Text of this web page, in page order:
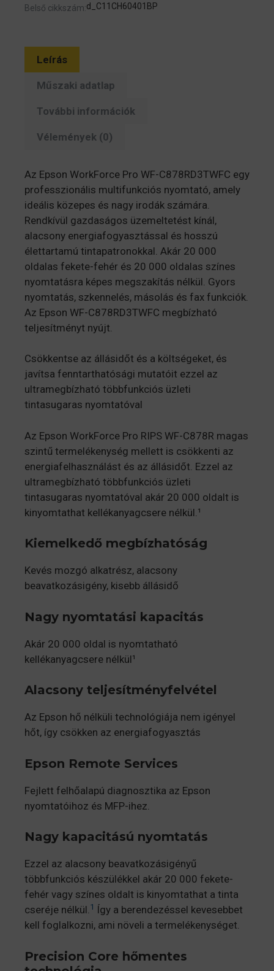
Belső cikkszám:d_C11CH60401BP
Leírás
Műszaki adatlap
További információk
Vélemények (0)
Az Epson WorkForce Pro WF-C878RD3TWFC egy
professzionális multifunkciós nyomtató, amely
ideális közepes és nagy irodák számára.
Rendkívül gazdaságos üzemeltetést kínál,
alacsony energiafogyasztással és hosszú
élettartamú tintapatronokkal. Akár 20 000
oldalas fekete-fehér és 20 000 oldalas színes
nyomtatásra képes megszakítás nélkül. Gyors
nyomtatás, szkennelés, másolás és fax funkciók.
Az Epson WF-C878RD3TWFC megbízható
teljesítményt nyújt.
Csökkentse az állásidőt és a költségeket, és
javítsa fenntarthatósági mutatóit ezzel az
ultramegbízható többfunkciós üzleti
tintasugaras nyomtatóval
Az Epson WorkForce Pro RIPS WF-C878R magas
szintű termelékenység mellett is csökkenti az
energiafelhasználást és az állásidőt. Ezzel az
ultramegbízható többfunkciós üzleti
tintasugaras nyomtatóval akár 20 000 oldalt is
kinyomtathat kellékanyagcsere nélkül.¹
Kiemelkedő megbízhatóság
Kevés mozgó alkatrész, alacsony
beavatkozásigény, kisebb állásidő
Nagy nyomtatási kapacitás
Akár 20 000 oldal is nyomtatható
kellékanyagcsere nélkül¹
Alacsony teljesítményfelvétel
Az Epson hő nélküli technológiája nem igényel
hőt, így csökken az energiafogyasztás
Epson Remote Services
Fejlett felhőalapú diagnosztika az Epson
nyomtatóihoz és MFP-ihez.
Nagy kapacitású nyomtatás
Ezzel az alacsony beavatkozásigényű
többfunkciós készülékkel akár 20 000 fekete-
fehér vagy színes oldalt is kinyomtathat a tinta
cseréje nélkül. 1 Így a berendezéssel kevesebbet
kell foglalkozni, ami növeli a termelékenységet.
Precision Core hőmentes